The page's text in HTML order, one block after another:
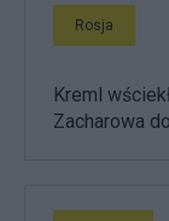
Rosja
Kreml
Zacharowa